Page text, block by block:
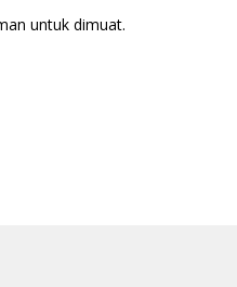
untuk dimuat.